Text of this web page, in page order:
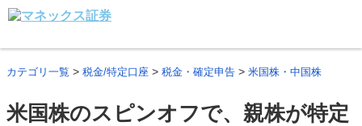
カテゴリ一覧 > 税金/特定口座 > 税金・確定申告 > 米国株・中国株
米国株のスピンオフで、親株が特定